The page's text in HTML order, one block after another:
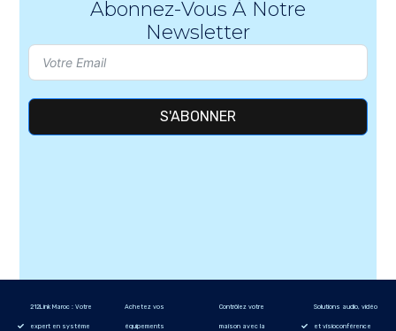
Abonnez-Vous À Notre
Newsletter
S'ABONNER
212Link Maroc : Votre
expert en système
Achetez vos
équipements
Contrôlez votre
maison avec la
Solutions audio, vidéo
et visioconférence